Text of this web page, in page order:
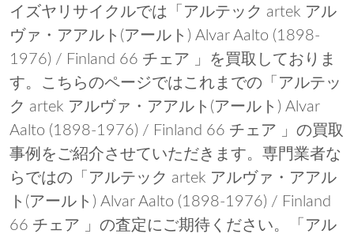
イズヤリサイクルでは「アルテック artek アル
ヴァ・アアルト(アールト) Alvar Aalto (1898-
1976) / Finland 66 チェア 」を買取しておりま
す。こちらのページではこれまでの「アルテッ
ク artek アルヴァ・アアルト(アールト) Alvar
Aalto (1898-1976) / Finland 66 チェア 」の買取
事例をご紹介させていただきます。専門業者な
らではの「アルテック artek アルヴァ・アアル
ト(アールト) Alvar Aalto (1898-1976) / Finland
66 チェア 」の査定にご期待ください。「アル